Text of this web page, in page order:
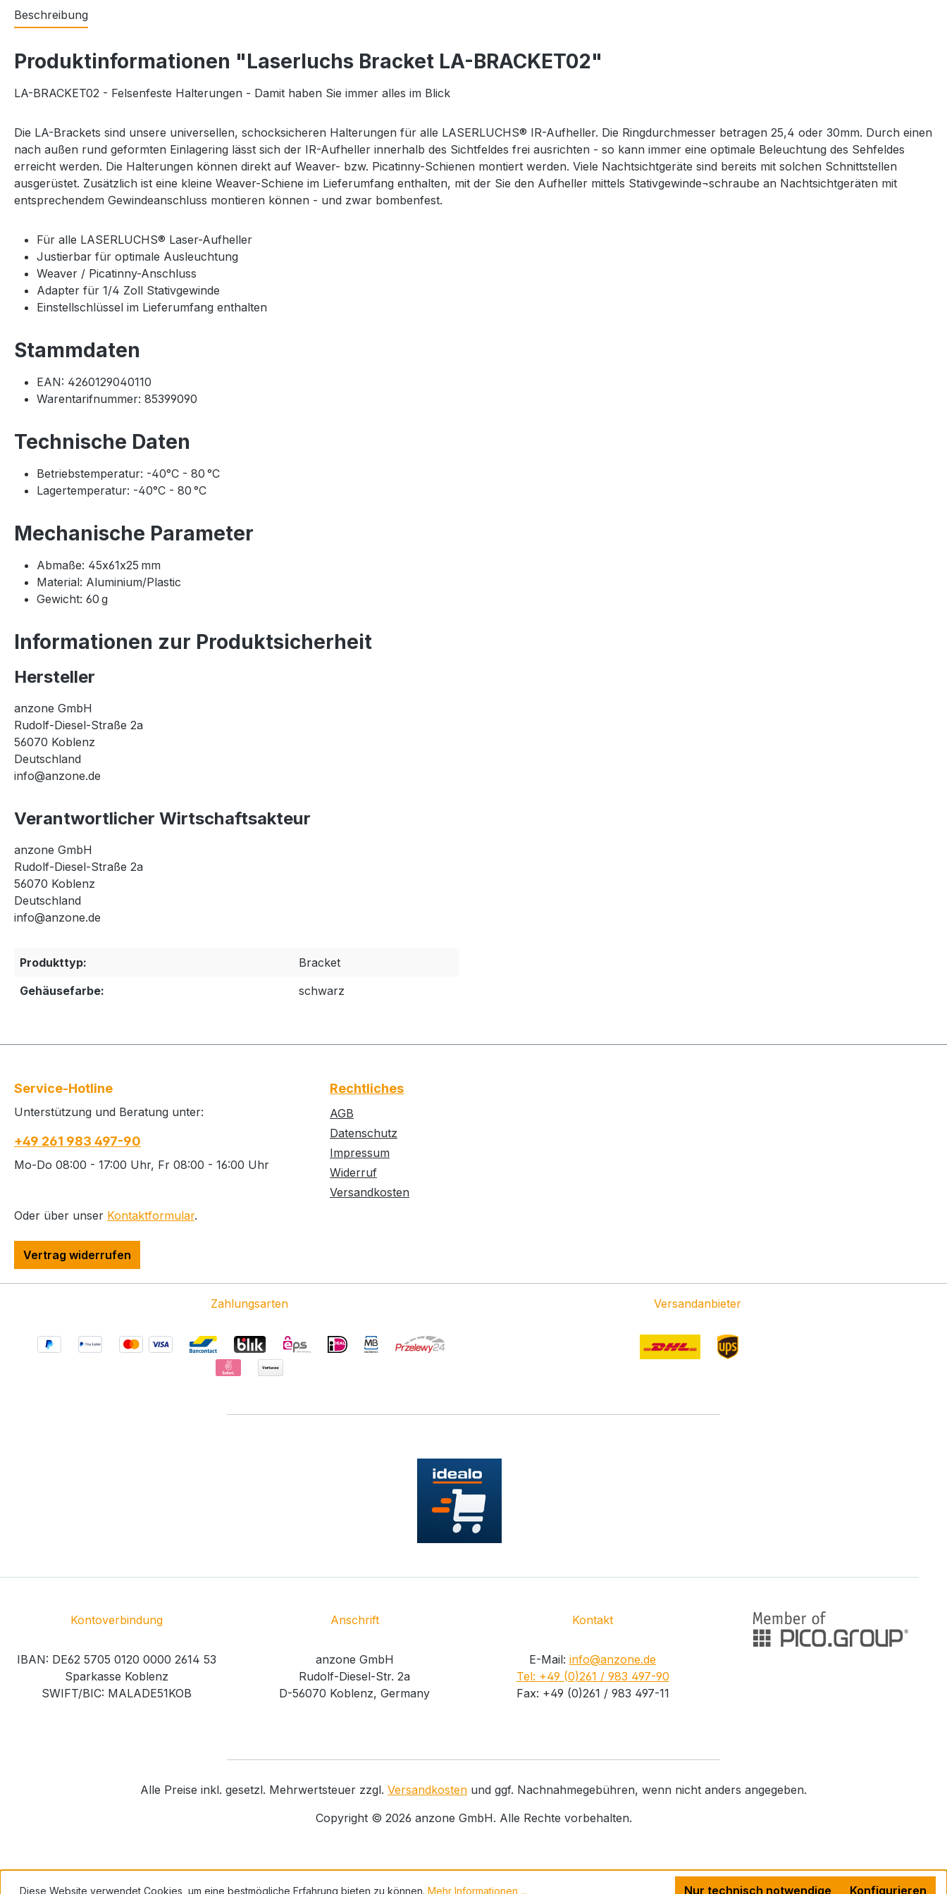
Beschreibung
Produktinformationen "Laserluchs Bracket LA-BRACKET02"
LA-BRACKET02 - Felsenfeste Halterungen - Damit haben Sie immer alles im Blick
Die LA-Brackets sind unsere universellen, schocksicheren Halterungen für alle LASERLUCHS® IR-Aufheller. Die Ringdurchmesser betragen 25,4 oder 30mm. Durch einen
nach außen rund geformten Einlagering lässt sich der IR-Aufheller innerhalb des Sichtfeldes frei ausrichten - so kann immer eine optimale Beleuchtung des Sehfeldes
erreicht werden. Die Halterungen können direkt auf Weaver- bzw. Picatinny-Schienen montiert werden. Viele Nachtsichtgeräte sind bereits mit solchen Schnittstellen
ausgerüstet. Zusätzlich ist eine kleine Weaver-Schiene im Lieferumfang enthalten, mit der Sie den Aufheller mittels Stativgewinde¬schraube an Nachtsichtgeräten mit
entsprechendem Gewindeanschluss montieren können - und zwar bombenfest.
Für alle LASERLUCHS® Laser-Aufheller
Justierbar für optimale Ausleuchtung
Weaver / Picatinny-Anschluss
Adapter für 1/4 Zoll Stativgewinde
Einstellschlüssel im Lieferumfang enthalten
Stammdaten
EAN: 4260129040110
Warentarifnummer: 85399090
Technische Daten
Betriebstemperatur: -40°C - 80 °C
Lagertemperatur: -40°C - 80 °C
Mechanische Parameter
Abmaße: 45x61x25 mm
Material: Aluminium/Plastic
Gewicht: 60 g
Informationen zur Produktsicherheit
Hersteller
anzone GmbH
Rudolf-Diesel-Straße 2a
56070 Koblenz
Deutschland
info@anzone.de
Verantwortlicher Wirtschaftsakteur
anzone GmbH
Rudolf-Diesel-Straße 2a
56070 Koblenz
Deutschland
info@anzone.de
Produkttyp:
Bracket
Gehäusefarbe:
schwarz
Service-Hotline
Unterstützung und Beratung unter:
+49 261 983 497-90
Mo-Do 08:00 - 17:00 Uhr, Fr 08:00 - 16:00 Uhr
Oder über unser Kontaktformular.
Vertrag widerrufen
Rechtliches
AGB
Datenschutz
Impressum
Widerruf
Versandkosten
Zahlungsarten Versandanbieter
Kontoverbindung
IBAN: DE62 5705 0120 0000 2614 53
Sparkasse Koblenz
SWIFT/BIC: MALADE51KOB
Anschrift
anzone GmbH
Rudolf-Diesel-Str. 2a
D-56070 Koblenz, Germany
Kontakt
E-Mail: info@anzone.de
Tel: +49 (0)261 / 983 497-90
Fax: +49 (0)261 / 983 497-11
Alle Preise inkl. gesetzl. Mehrwertsteuer zzgl. Versandkosten und ggf. Nachnahmegebühren, wenn nicht anders angegeben.
Copyright © 2026 anzone GmbH. Alle Rechte vorbehalten.
Diese Website verwendet Cookies, um eine bestmögliche Erfahrung bieten zu können. Mehr Informationen ... Nur technisch notwendige Konfigurieren